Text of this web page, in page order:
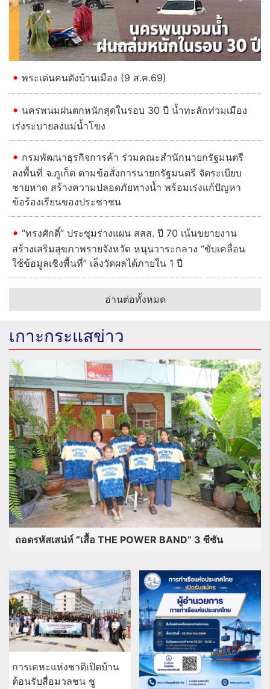
Previous Next
พระเด่นคนดังบ้านเมือง (9 ส.ค.69)
นครพนมฝนตกหนักสุดในรอบ 30 ปี น้ำทะลักท่วมเมือง
เร่งระบายลงแม่น้ำโขง
กรมพัฒนาธุรกิจการค้า ร่วมคณะสำนักนายกรัฐมนตรี
ลงพื้นที่ จ.ภูเก็ต ตามข้อสั่งการนายกรัฐมนตรี จัดระเบียบ
ชายหาด สร้างความปลอดภัยทางน้ำ พร้อมเร่งแก้ปัญหา
ข้อร้องเรียนของประชาชน
“ทรงศักดิ์” ประชุมร่างแผน สสส. ปี 70 เน้นขยายงาน
สร้างเสริมสุขภาพรายจังหวัด หนุนวาระกลาง “ขับเคลื่อน
ใช้ข้อมูลเชิงพื้นที่” เล็งวัดผลได้ภายใน 1 ปี
อ่านต่อทั้งหมด
เกาะกระแสข่าว
ถอดรหัสเสน่ห์ “เสื้อ THE POWER BAND” 3 ซีซัน
การเคหะแห่งชาติเปิดบ้าน
ต้อนรับสื่อมวลชน ชู